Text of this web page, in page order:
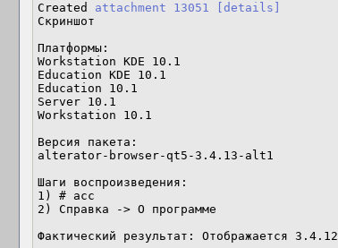
Created attachment 13051
[details]
Скриншот
Платформы:
Workstation KDE 10.1
Education KDE 10.1
Education 10.1
Server 10.1
Workstation 10.1
Версия пакета:
alterator-browser-qt5-3.4.13-alt1
Шаги воспроизведения:
1) # acc
2) Справка -> О программе
Фактический результат: Отображается 3.4.12